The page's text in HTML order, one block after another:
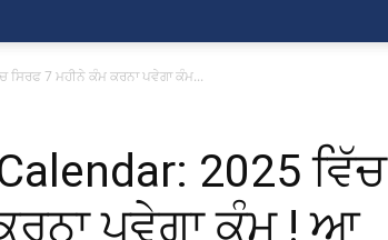
ਸਿਰਫ 7 ਮਹੀਨੇ ਕੰਮ ਕਰਨਾ ਪਵੇਗਾ ਕੰਮ...
2025 ਵਿੱਚ
ਪਵੇਗਾ ਕੰਮ ! ਆ